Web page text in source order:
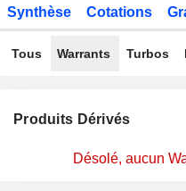
Synthèse Cotations
Tous Warrants Turbos
Produits Dérivés
Désolé, aucun